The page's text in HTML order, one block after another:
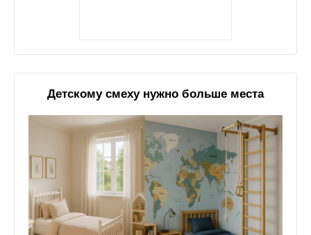
Детскому смеху нужно больше места